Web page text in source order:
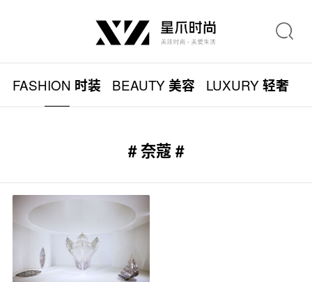
FASHION 时装 BEAUTY美容 LUXURY轻奢
# 奈蔻 #